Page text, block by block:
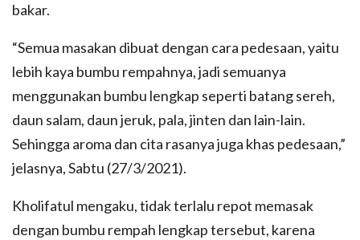
bakar.
“Semua masakan dibuat dengan cara pedesaan, yaitu
lebih kaya bumbu rempahnya, jadi semuanya
menggunakan bumbu lengkap seperti batang sereh,
daun salam, daun jeruk, pala, jinten dan lain-lain.
Sehingga aroma dan cita rasanya juga khas pedesaan,”
jelasnya, Sabtu (27/3/2021).
Kholifatul mengaku, tidak terlalu repot memasak
dengan bumbu rempah lengkap tersebut, karena